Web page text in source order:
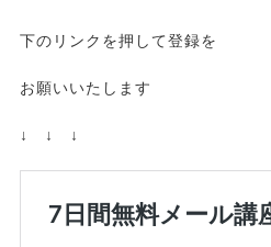
下のリンクを押して登録を
お願いいたします
↓ ↓ ↓